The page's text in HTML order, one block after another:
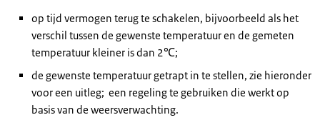
op tijd vermogen terug te schakelen, bijvoorbeeld als het
verschil tussen de gewenste temperatuur en de gemeten
temperatuur kleiner is dan 2℃;
de gewenste temperatuur getrapt in te stellen, zie hieronder
voor een uitleg; een regeling te gebruiken die werkt op
basis van de weersverwachting.